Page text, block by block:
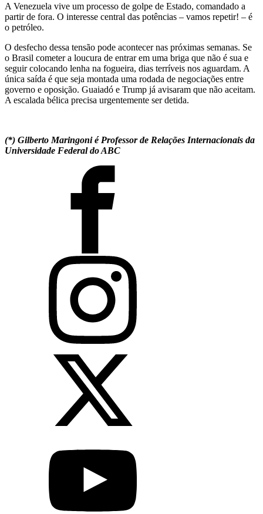
A Venezuela vive um processo de golpe de Estado, comandado a
partir de fora. O interesse central das potências – vamos repetir! – é
o petróleo.
O desfecho dessa tensão pode acontecer nas próximas semanas. Se
o Brasil cometer a loucura de entrar em uma briga que não é sua e
seguir colocando lenha na fogueira, dias terríveis nos aguardam. A
única saída é que seja montada uma rodada de negociações entre
governo e oposição. Guaiadó e Trump já avisaram que não aceitam.
A escalada bélica precisa urgentemente ser detida.
(*) Gilberto Maringoni é Professor de Relações Internacionais da
Universidade Federal do ABC